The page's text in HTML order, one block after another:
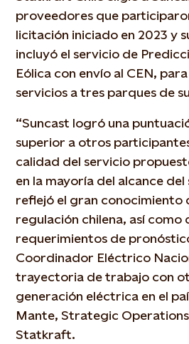
proveedores que
licitación iniciado en 2023 y
incluyó el servicio de
Eólica con envío al CEN,
servicios a tres parques de
“Suncast logró una
superior a otros
calidad del servicio
en la mayoría del alcance
reflejó el gran conocimiento
regulación chilena, así como
requerimientos de
Coordinador Eléctrico
trayectoria de trabajo con
generación eléctrica en el
Mante, Strategic
Statkraft.